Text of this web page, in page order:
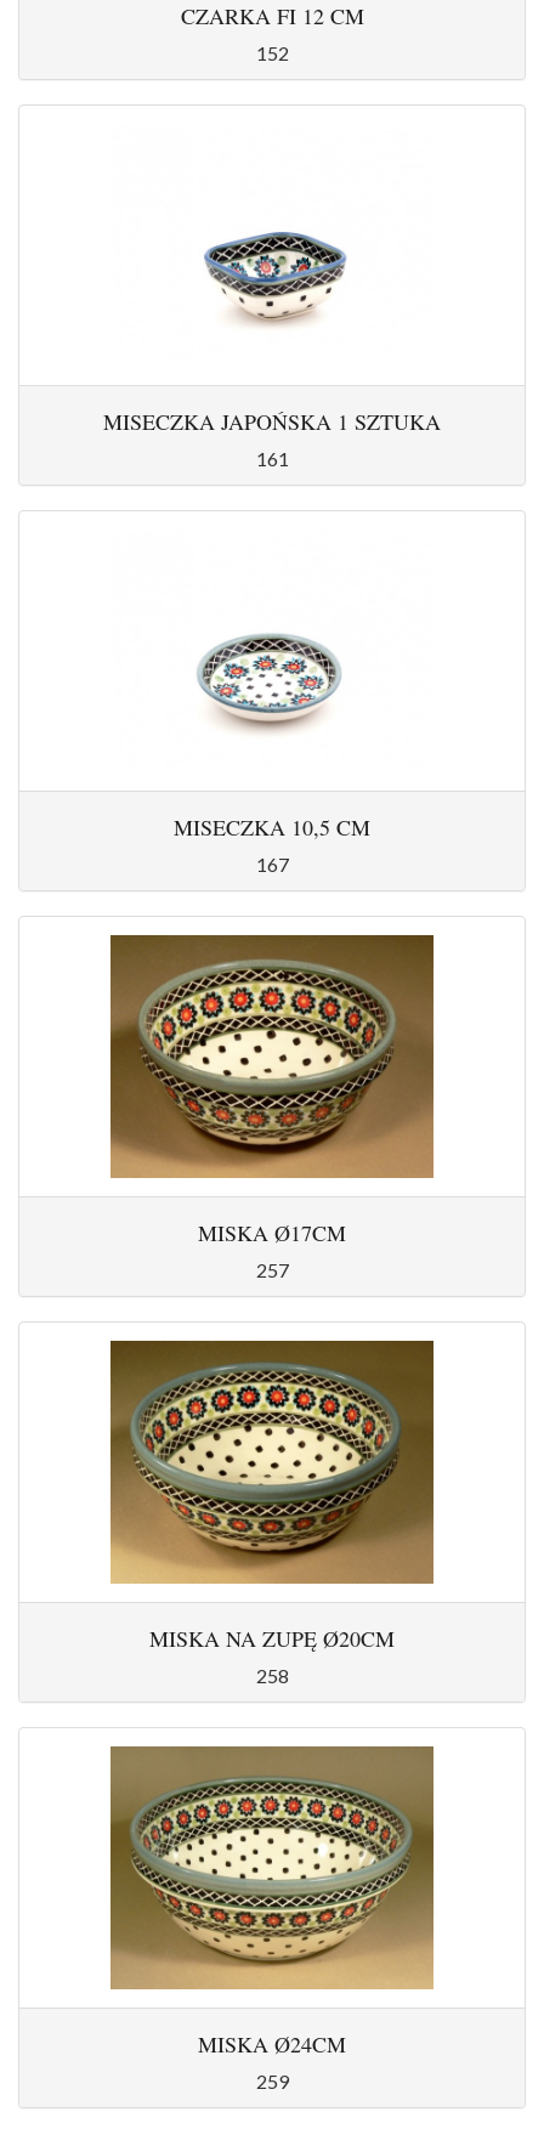
CZARKA FI 12 CM
152
MISECZKA JAPOŃSKA 1 SZTUKA
161
MISECZKA 10,5 CM
167
MISKA Ø17CM
257
MISKA NA ZUPĘ Ø20CM
258
MISKA Ø24CM
259